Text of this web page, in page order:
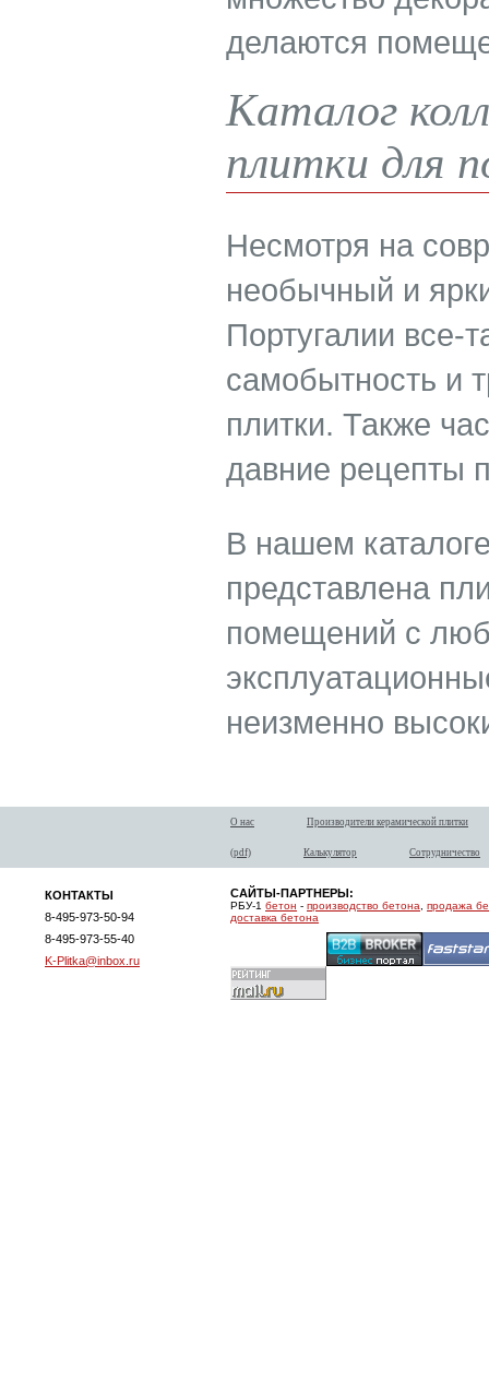
делаются
Каталог
плитки для
Несмотря на
необычный и
Португалии все-
самобытность и
плитки. Также
давние рецепты
В нашем
представлена
помещений с
неизменно
О нас Производители керамической плитки
(pdf) Калькулятор Сотрудничество
КОНТАКТЫ
8-495-973-50-94
8-495-973-55-40
K-Plitka@inbox.ru
САЙТЫ-ПАРТНЕРЫ:
РБУ-1 бетон - производство бетона
продажа
доставка бетона